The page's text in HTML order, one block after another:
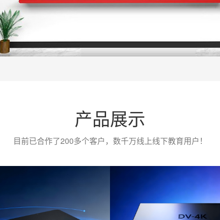
产品展示
目前已合作了200多个客户，数千万线上线下教育用户！